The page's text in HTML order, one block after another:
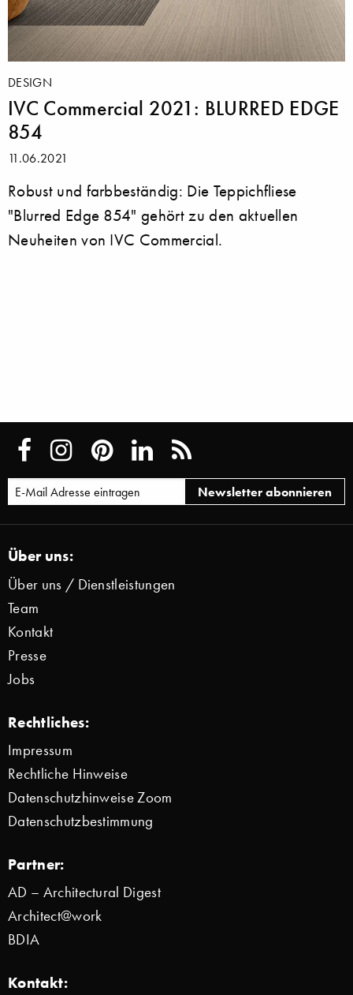
DESIGN
IVC Commercial 2021: BLURRED EDGE
854
11.06.2021
Robust und farbbeständig: Die Teppichfliese
"Blurred Edge 854" gehört zu den aktuellen
Neuheiten von IVC Commercial.
Über uns:
Über uns / Dienstleistungen
Team
Kontakt
Presse
Jobs
Rechtliches:
Impressum
Rechtliche Hinweise
Datenschutzhinweise Zoom
Datenschutzbestimmung
Partner:
AD – Architectural Digest
Architect@work
BDIA
Kontakt: